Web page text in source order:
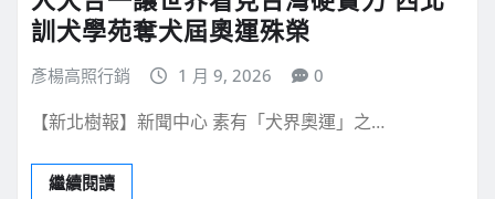
訓犬學苑奪犬屆奧運殊榮
彥楊高照行銷 1 月 9, 2026 0
【新北樹報】新聞中心 素有「犬界奧運」之…
繼續閱讀